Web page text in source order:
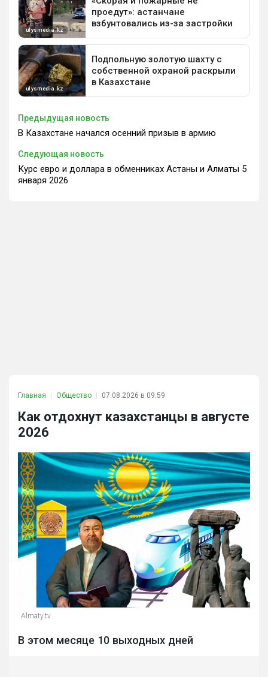
Предыдущая новость
В Казахстане начался осенний призыв в армию
Следующая новость
Курс евро и доллара в обменниках Астаны и Алматы 5
января 2026
Главная Общество 07.08.2026 в 09:59
Как отдохнут казахстанцы в августе
2026
Almaty.tv
В этом месяце 10 выходных дней